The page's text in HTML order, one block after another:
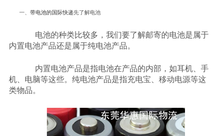
一、带电池的国际快递先了解电池
电池的种类比较多，我们要了解邮寄的电池是属于
内置电池产品还是属于纯电池产品。
内置电池产品是指电池在产品的内部，如耳机、手
机、电脑等这些。纯电池产品是指充电宝、移动电源等这
类物品。